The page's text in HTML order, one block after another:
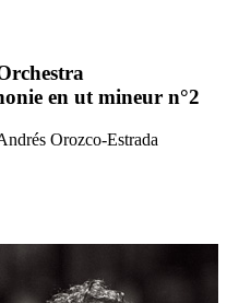
en ut mineur n°2
Orozco-Estrada